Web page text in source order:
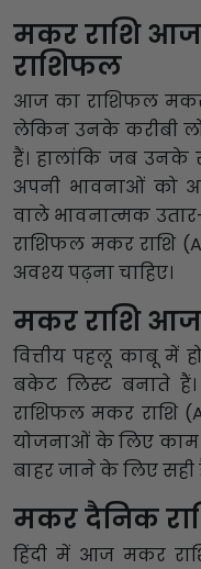
मकर राशि
राशिफल
आज का राशिफल मकर
लेकिन उनके करीबी
हैं। हालांकि जब उनके
अपनी भावनाओं को
वाले भावनात्मक
राशिफल मकर राशि
अवश्य पढ़ना चाहिए।
मकर राशि आज
वित्तीय पहलू काबू
बकेट लिस्ट बनाते
राशिफल मकर राशि
योजनाओं के लिए काम
बाहर जाने के लिए सही
मकर दैनिक
हिंदी में आज मकर